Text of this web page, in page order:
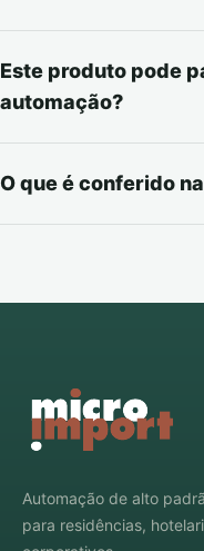
Este produto pode
automação?
O que é conferido
Automação de alto
para residências,